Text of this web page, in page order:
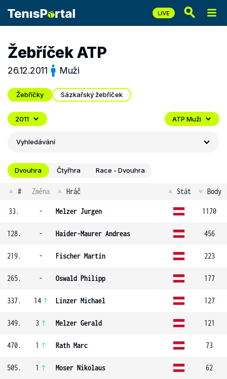
Žebříček ATP
26.12.2011 Muži
Žebříčky Sázkařský žebříček
2011 ATP Muži
Vyhledávání
Dvouhra Čtyřhra Race - Dvouhra
# Změna Hráč Stát Body
33. - Melzer Jurgen 1170
128. - Haider-Maurer Andreas 456
219. - Fischer Martin 223
265. - Oswald Philipp 177
337. 14 Linzer Michael 127
349. 3 Melzer Gerald 121
470. 1 Rath Marc 73
505. 1 Moser Nikolaus 62